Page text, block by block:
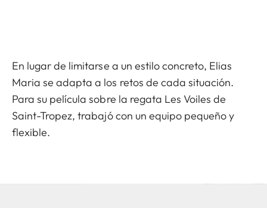
En lugar de limitarse a un estilo concreto, Elias
Maria se adapta a los retos de cada situación.
Para su película sobre la regata Les Voiles de
Saint-Tropez, trabajó con un equipo pequeño y
flexible.